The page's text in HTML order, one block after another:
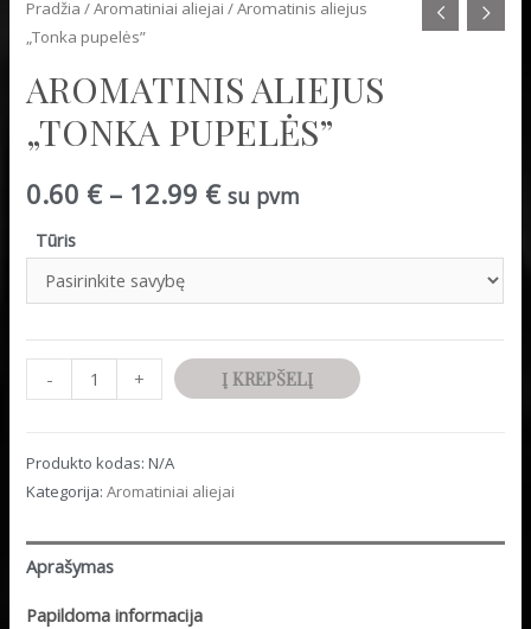
Pradžia /Aromatiniai aliejai / Aromatinis aliejus
„Tonka pupelės”
AROMATINIS ALIEJUS
„TONKA PUPELĖS”
0.60 €– 12.99 € su pvm
Tūris
Quantity
-
produkto
kiekis:
aliejus
"Tonka
Quantity
+ Į KREPŠELĮ
Produkto kodas:N/A
Kategorija:Aromatiniai aliejai
Aprašymas
Papildoma informacija